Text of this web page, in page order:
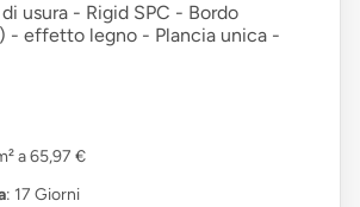
usura - Rigid SPC - Bordo
- effetto legno - Plancia unica -
a 65,97 €
: 17 Giorni